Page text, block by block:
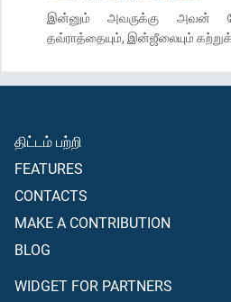
இன்னும் அவருக்கு அவன்
தவ்ராத்தையும், இன்ஜீலையும்
திட்டம் பற்றி
FEATURES
CONTACTS
MAKE A CONTRIBUTION
BLOG
WIDGET FOR PARTNERS